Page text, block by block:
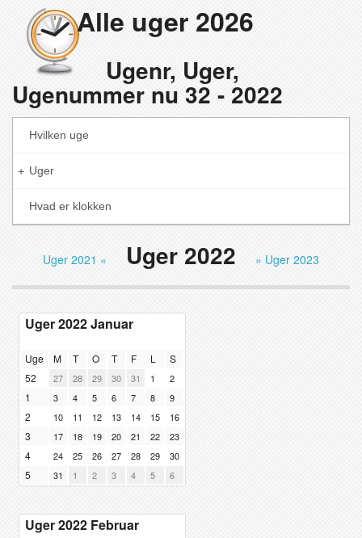
Alle uger 2026
Ugenr, Uger,
Ugenummer nu 32 - 2022
Hvilken uge
+ Uger
Hvad er klokken
Uger 2021 « Uger 2022 » Uger 2023
Uger 2022 Januar
Uge M T O T F L
S
52
27 28 29 30 31 1 2
1 3 4 5 6 7 8 9
2 10 11 12 13 14 15 16
3 17 18 19 20 21 22 23
4 24 25 26 27 28 29 30
5 31 1 2 3 4 5 6
Uger 2022 Februar